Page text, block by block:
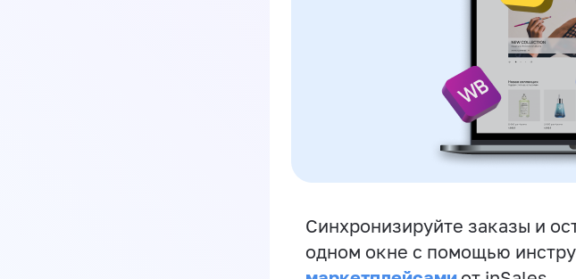
Синхронизируйте заказы и
одном окне с помощью